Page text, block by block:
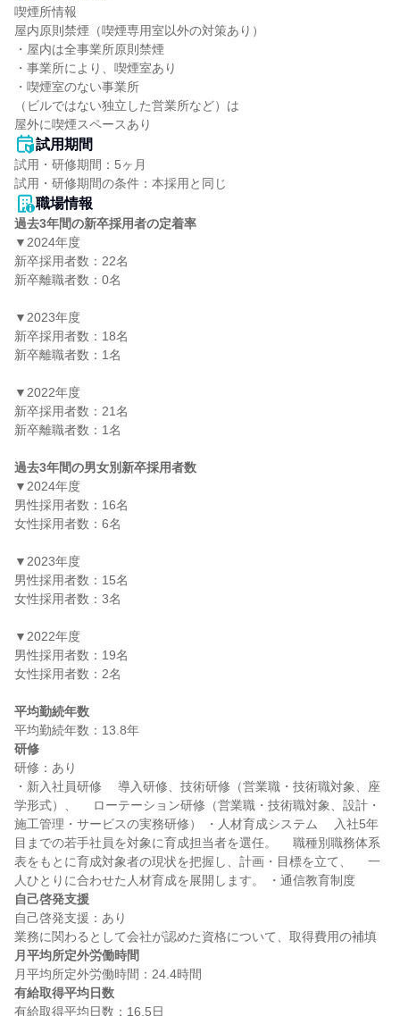
喫煙所情報
屋内原則禁煙（喫煙専用室以外の対策あり）
・屋内は全事業所原則禁煙
・事業所により、喫煙室あり
・喫煙室のない事業所
（ビルではない独立した営業所など）は
屋外に喫煙スペースあり
試用期間
試用・研修期間：5ヶ月
職場情報
過去3年間の新卒採用者の定着率
▼2024年度
新卒採用者数：22名
新卒離職者数：0名
▼2023年度
新卒採用者数：18名
新卒離職者数：1名
▼2022年度
新卒採用者数：21名
新卒離職者数：1名
過去3年間の男女別新卒採用者数
▼2024年度
男性採用者数：16名
女性採用者数：6名
▼2023年度
男性採用者数：15名
女性採用者数：3名
▼2022年度
男性採用者数：19名
女性採用者数：2名
平均勤続年数
研修
研修：あり
・新入社員研修 　導入研修、技術研修（営業職・技術職対象、座
学形式）、 　ローテーション研修（営業職・技術職対象、設計・
施工管理・サービスの実務研修） ・人材育成システム 　入社5年
目までの若手社員を対象に育成担当者を選任。 　職種別職務体系
表をもとに育成対象者の現状を把握し、計画・目標を立て、 　一
自己啓発支援
自己啓発支援：あり
月平均所定外労働時間
有給取得平均日数